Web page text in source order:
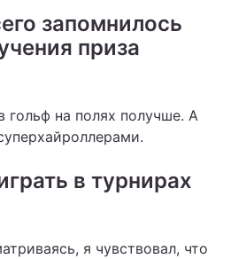
запомнилось
приза
гольф на полях получше. А
в турнирах
я чувствовал, что